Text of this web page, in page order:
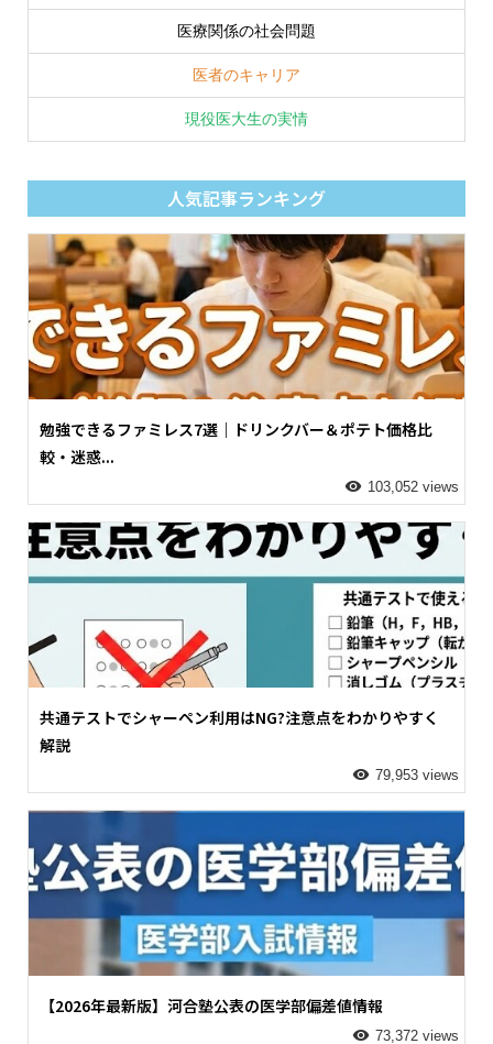
医療関係の社会問題
医者のキャリア
現役医大生の実情
人気記事ランキング
勉強できるファミレス7選｜ドリンクバー＆ポテト価格比
較・迷惑...
103,052 views
共通テストでシャーペン利用はNG?注意点をわかりやすく
解説
79,953 views
【2026年最新版】河合塾公表の医学部偏差値情報
73,372 views